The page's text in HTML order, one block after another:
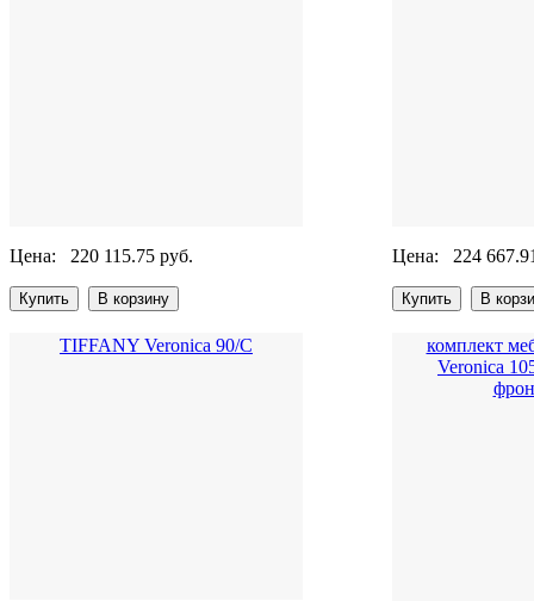
Цена: 220 115.75 руб. Цена: 224
TIFFANY Veronica 90/С
комплект
Veronica